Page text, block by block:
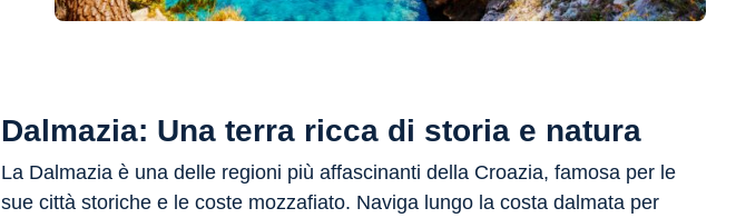
Dalmazia: Una terra ricca di storia e natura
La Dalmazia è una delle regioni più affascinanti della Croazia, famosa per le
sue città storiche e le coste mozzafiato. Naviga lungo la costa dalmata per